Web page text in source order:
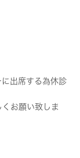
出席する為休診
お願い致しま